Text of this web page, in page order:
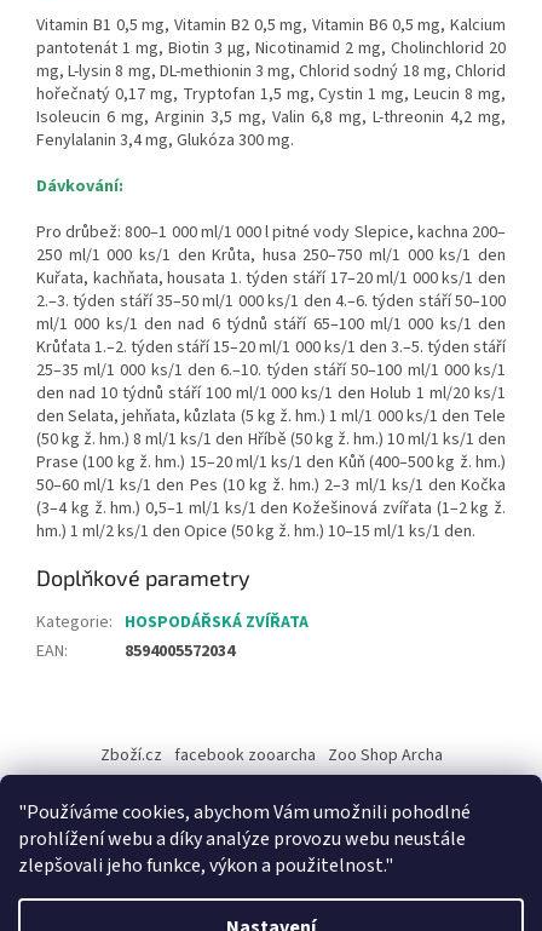
"Používáme cookies, abychom Vám umožnili pohodlné
prohlížení webu a díky analýze provozu webu neustále
zlepšovali jeho funkce, výkon a použitelnost."
Vitamin B1 0,5 mg, Vitamin B2 0,5 mg, Vitamin B6 0,5 mg, Kalcium
pantotenát 1 mg, Biotin 3 µg, Nicotinamid 2 mg, Cholinchlorid 20
mg, L-lysin 8 mg, DL-methionin 3 mg, Chlorid sodný 18 mg, Chlorid
hořečnatý 0,17 mg, Tryptofan 1,5 mg, Cystin 1 mg, Leucin 8 mg,
Isoleucin 6 mg, Arginin 3,5 mg, Valin 6,8 mg, L-threonin 4,2 mg,
Fenylalanin 3,4 mg, Glukóza 300 mg.
Dávkování:
Pro drůbež: 800–1 000 ml/1 000 l pitné vody Slepice, kachna 200–
250 ml/1 000 ks/1 den Krůta, husa 250–750 ml/1 000 ks/1 den
Kuřata, kachňata, housata 1. týden stáří 17–20 ml/1 000 ks/1 den
2.–3. týden stáří 35–50 ml/1 000 ks/1 den 4.–6. týden stáří 50–100
ml/1 000 ks/1 den nad 6 týdnů stáří 65–100 ml/1 000 ks/1 den
Krůťata 1.–2. týden stáří 15–20 ml/1 000 ks/1 den 3.–5. týden stáří
25–35 ml/1 000 ks/1 den 6.–10. týden stáří 50–100 ml/1 000 ks/1
den nad 10 týdnů stáří 100 ml/1 000 ks/1 den Holub 1 ml/20 ks/1
den Selata, jehňata, kůzlata (5 kg ž. hm.) 1 ml/1 000 ks/1 den Tele
(50 kg ž. hm.) 8 ml/1 ks/1 den Hříbě (50 kg ž. hm.) 10 ml/1 ks/1 den
Prase (100 kg ž. hm.) 15–20 ml/1 ks/1 den Kůň (400–500 kg ž. hm.)
50–60 ml/1 ks/1 den Pes (10 kg ž. hm.) 2–3 ml/1 ks/1 den Kočka
(3–4 kg ž. hm.) 0,5–1 ml/1 ks/1 den Kožešinová zvířata (1–2 kg ž.
hm.) 1 ml/2 ks/1 den Opice (50 kg ž. hm.) 10–15 ml/1 ks/1 den.
Doplňkové parametry
Kategorie: HOSPODÁŘSKÁ ZVÍŘATA
EAN: 8594005572034
p
Zboží.cz facebook zooarcha Zoo Shop Archa
KRMIVA ENERGYS pro koně - GRANULE